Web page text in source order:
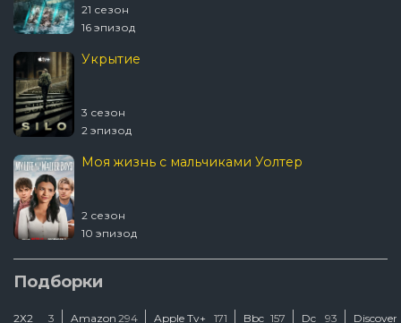
21 сезон
16 эпизод
Укрытие
3 сезон
2 эпизод
Моя жизнь с мальчиками Уолтер
2 сезон
10 эпизод
Шугар
2 сезон
Подборки
2Х2 3 Amazon 294 Apple Tv+ 171 Bbc 157 Dc 93